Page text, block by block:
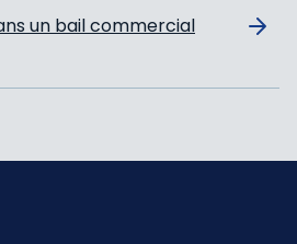
un bail commercial